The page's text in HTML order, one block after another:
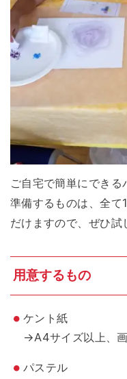
ご自宅で簡単にできる
準備するものは、全て
だけますので、ぜひ試
用意するもの
ケント紙
→A4サイズ以上、画
パステル